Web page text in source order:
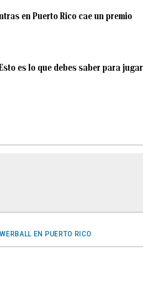
en Puerto Rico cae un premio
es lo que debes saber para jugar
EN PUERTO RICO